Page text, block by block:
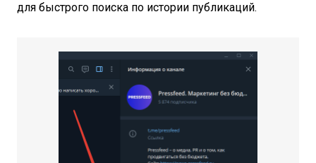
для быстрого поиска по истории публикаций.